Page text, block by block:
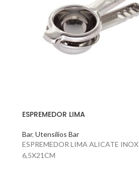
ESPREMEDOR LIMA
Bar, Utensílios Bar
ESPREMEDOR LIMA ALICATE INOX
6,5X21CM